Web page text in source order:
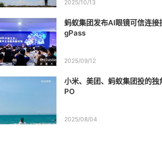
2025/10/13
蚂蚁集团发布AI眼镜可信连接
gPass
2025/09/12
小米、美团、蚂蚁集团投的独
PO
2025/08/04